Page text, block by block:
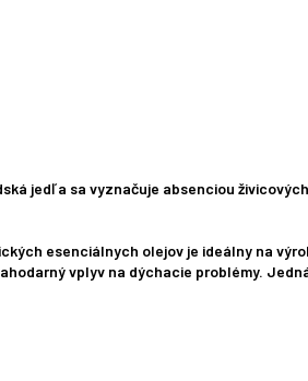
jedľa sa vyznačuje absenciou
esenciálnych olejov je ideálny na
vplyv na dýchacie problémy.